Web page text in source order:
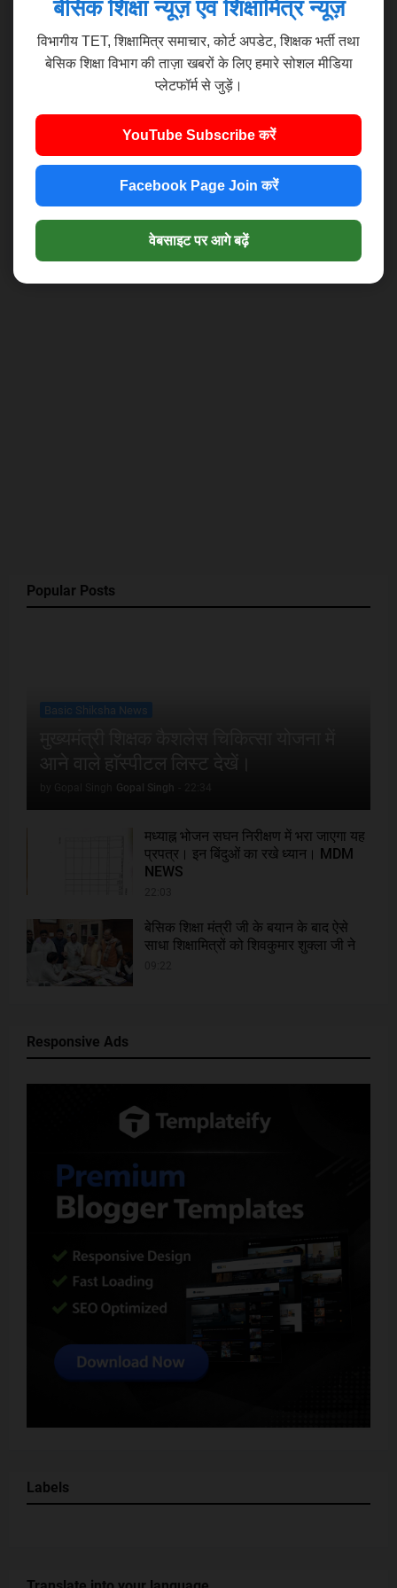
Popular Posts
Basic Shiksha News
आने वाले हाॅस्पीटल लिस्ट देखें।
Gopal Singh
मध्याह्न भोजन सघन निरीक्षण में भरा जाएगा यह
प्रपत्र। इन बिंदुओं का रखे ध्यान। MDM
NEWS
बेसिक शिक्षा मंत्री जी के बयान के बाद ऐसे
साधा शिक्षामित्रों को शिवकुमार शुक्ला जी ने
Responsive Ads
Labels
बेसिक शिक्षा न्यूज़ एवं शिक्षामित्र न्यूज़
विभागीय TET, शिक्षामित्र समाचार, कोर्ट अपडेट, शिक्षक भर्ती तथा
बेसिक शिक्षा विभाग की ताज़ा खबरों के लिए हमारे सोशल मीडिया
प्लेटफॉर्म से जुड़ें।
YouTube Subscribe करें
Facebook Page Join करें
वेबसाइट पर आगे बढ़ें